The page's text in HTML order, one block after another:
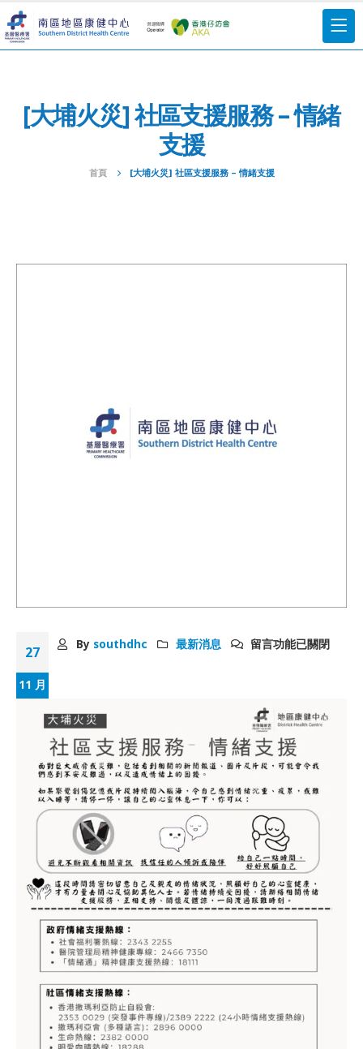
[大埔火災] 社區支援服務 – 情緒
支援
首頁 [大埔火災] 社區支援服務 – 情緒支援
27
11 月
By southdhc 最新消息 留言功能已關閉